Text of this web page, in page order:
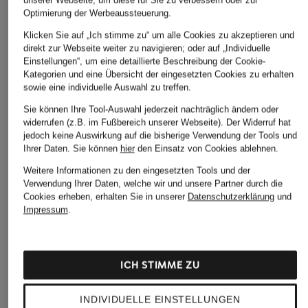
62,95 €
Bestpreis:
LASSEN SIE SICH VON DER AUSWAHL ANDERER
KUNDEN INSPIRIEREN
JO MALONE LONDON
Optimierung der Werbeaussteuerung.
Klicken Sie auf „Ich stimme zu“ um alle Cookies zu akzeptieren und
direkt zur Webseite weiter zu navigieren; oder auf „Individuelle
Einstellungen“, um eine detaillierte Beschreibung der Cookie-
Kategorien und eine Übersicht der eingesetzten Cookies zu erhalten
sowie eine individuelle Auswahl zu treffen.
Sie können Ihre Tool-Auswahl jederzeit nachträglich ändern oder
widerrufen (z.B. im Fußbereich unserer Webseite). Der Widerruf hat
jedoch keine Auswirkung auf die bisherige Verwendung der Tools und
Ihrer Daten. Sie können hierden Einsatz von Cookies ablehnen.
Weitere Informationen zu den eingesetzten Tools und der
Verwendung Ihrer Daten, welche wir und unsere Partner durch die
Cookies erheben, erhalten Sie in unserer Datenschutzerklärungund
Impressum.
INDIVIDUELLE EINSTELLUNGEN
ICH STIMME ZU